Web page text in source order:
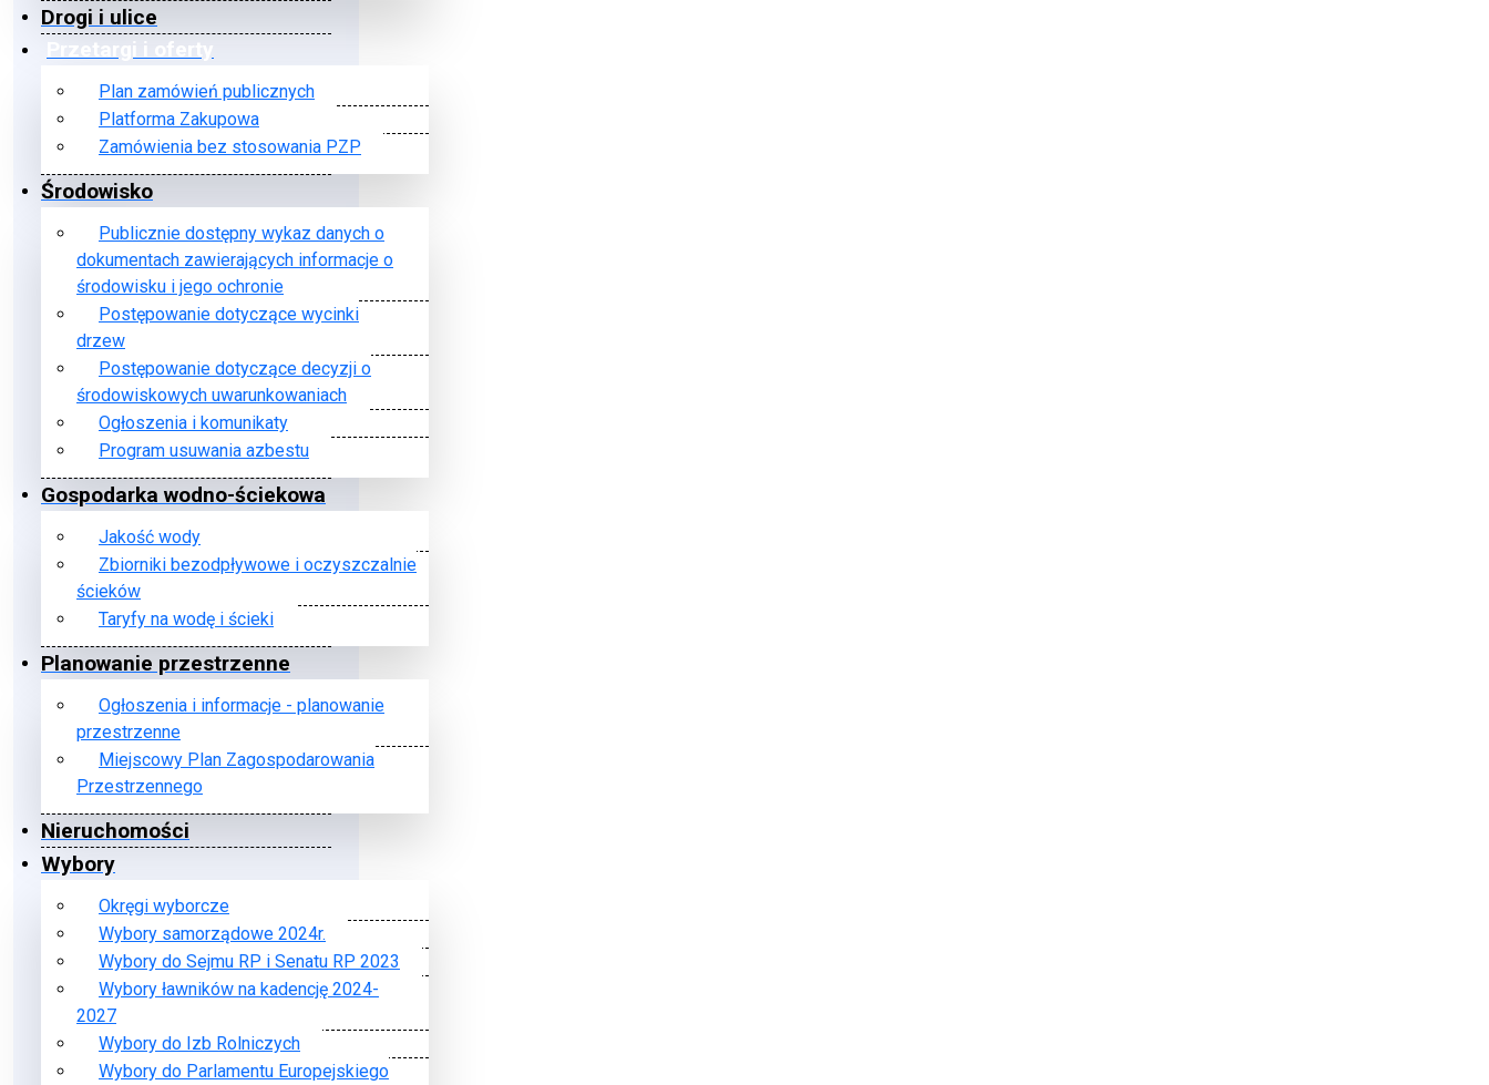
Drogi i ulice
Przetargi i oferty
Plan zamówień publicznych
Platforma Zakupowa
Zamówienia bez stosowania PZP
Środowisko
Publicznie dostępny wykaz danych o
dokumentach zawierających informacje o
środowisku i jego ochronie
Postępowanie dotyczące wycinki
drzew
Postępowanie dotyczące decyzji o
środowiskowych uwarunkowaniach
Ogłoszenia i komunikaty
Program usuwania azbestu
Gospodarka wodno-ściekowa
Jakość wody
Zbiorniki bezodpływowe i oczyszczalnie
ścieków
Taryfy na wodę i ścieki
Planowanie przestrzenne
Ogłoszenia i informacje - planowanie
przestrzenne
Miejscowy Plan Zagospodarowania
Przestrzennego
Nieruchomości
Wybory
Okręgi wyborcze
Wybory samorządowe 2024r.
Wybory do Sejmu RP i Senatu RP 2023
Wybory ławników na kadencję 2024-
2027
Wybory do Izb Rolniczych
Wybory do Parlamentu Europejskiego